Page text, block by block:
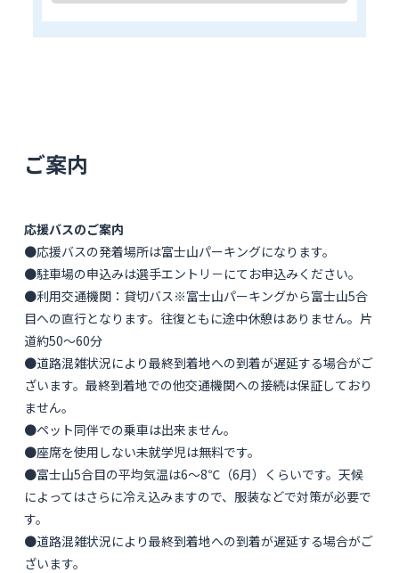
ご案内
応援バスのご案内
●応援バスの発着場所は富士山パーキングになります。
●駐車場の申込みは選手エントリ－にてお申込みください。
●利用交通機関：貸切バス※富士山パーキングから富士山5合
目への直行となります。往復ともに途中休憩はありません。片
道約50～60分
●道路混雑状況により最終到着地への到着が遅延する場合がご
ざいます。最終到着地での他交通機関への接続は保証しており
ません。
●ペット同伴での乗車は出来ません。
●座席を使用しない未就学児は無料です。
●富士山5合目の平均気温は6～8℃（6月）くらいです。天候
によってはさらに冷え込みますので、服装などで対策が必要で
す。
●道路混雑状況により最終到着地への到着が遅延する場合がご
ざいます。